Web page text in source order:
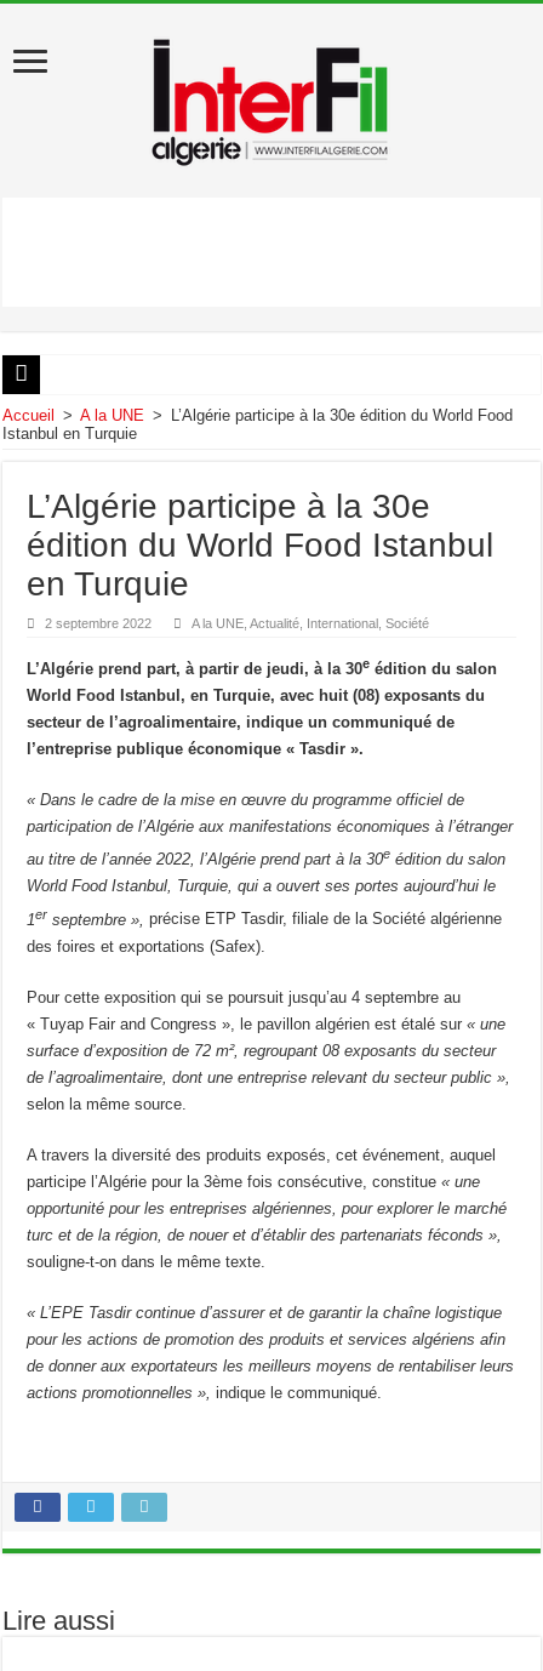
États-Unis : Donald Trump évacué du dîner des correspondants de la Maison
Artémis II : les astronautes ont amerri dans le Pacifique
Décès de Liamine Zeroual, ancien président de la République algérienne
DISPARITION Ali Khamenei, le Guide suprême de la République islamique
Libye : Saïf al-Islam Kadhafi, fils de l’ancien dirigeant libyen, est mort
L’Algérie accepte de gracier l’écrivain franco-algérien Boualem Sansal
France : Sébastien Lecornu reconduit Premier ministre, LFI et le RN promettent
France : Roland Lescure à l’Économie, Bruno Le Maire aux Armées, le
Accueil > A la UNE >
L’Algérie participe à la 30e édition du World Food
Istanbul en Turquie
L’Algérie participe à la 30e
édition du World Food Istanbul
en Turquie
2 septembre 2022 A la UNE ,Actualité International ,Société
L’Algérie prend part, à partir de jeudi, à la 30e édition du salon
World Food Istanbul, en Turquie, avec huit (08) exposants du
secteur de l’agroalimentaire, indique un communiqué de
l’entreprise publique économique « Tasdir ».
« Dans le cadre de la mise en œuvre du programme officiel de
participation de l’Algérie aux manifestations économiques à l’étranger
au titre de l’année 2022, l’Algérie prend part à la 30e édition du salon
World Food Istanbul, Turquie, qui a ouvert ses portes aujourd’hui le
1er septembre », précise ETP Tasdir, filiale de la Société algérienne
des foires et exportations (Safex).
Pour cette exposition qui se poursuit jusqu’au 4 septembre au
« Tuyap Fair and Congress », le pavillon algérien est étalé sur« une
surface d’exposition de 72 m², regroupant 08 exposants du secteur
de l’agroalimentaire, dont une entreprise relevant du secteur public »,
selon la même source.
A travers la diversité des produits exposés, cet événement, auquel
participe l’Algérie pour la 3ème fois consécutive, constitue« une
opportunité pour les entreprises algériennes, pour explorer le marché
turc et de la région, de nouer et d’établir des partenariats féconds »,
souligne-t-on dans le même texte.
« L’EPE Tasdir continue d’assurer et de garantir la chaîne logistique
pour les actions de promotion des produits et services algériens afin
de donner aux exportateurs les meilleurs moyens de rentabiliser leurs
actions promotionnelles », indique le communiqué.
Lire aussi